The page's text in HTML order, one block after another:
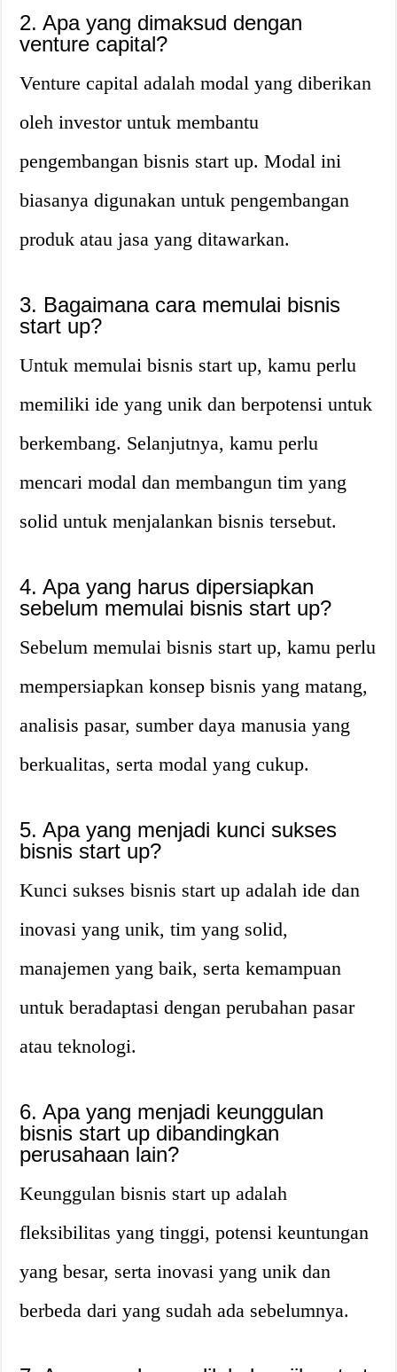
2. Apa yang dimaksud dengan
venture capital?
Venture capital adalah modal yang diberikan
oleh investor untuk membantu
pengembangan bisnis start up. Modal ini
biasanya digunakan untuk pengembangan
produk atau jasa yang ditawarkan.
3. Bagaimana cara memulai bisnis
start up?
Untuk memulai bisnis start up, kamu perlu
memiliki ide yang unik dan berpotensi untuk
berkembang. Selanjutnya, kamu perlu
mencari modal dan membangun tim yang
solid untuk menjalankan bisnis tersebut.
4. Apa yang harus dipersiapkan
sebelum memulai bisnis start up?
Sebelum memulai bisnis start up, kamu perlu
mempersiapkan konsep bisnis yang matang,
analisis pasar, sumber daya manusia yang
berkualitas, serta modal yang cukup.
5. Apa yang menjadi kunci sukses
bisnis start up?
Kunci sukses bisnis start up adalah ide dan
inovasi yang unik, tim yang solid,
manajemen yang baik, serta kemampuan
untuk beradaptasi dengan perubahan pasar
atau teknologi.
6. Apa yang menjadi keunggulan
bisnis start up dibandingkan
perusahaan lain?
Keunggulan bisnis start up adalah
fleksibilitas yang tinggi, potensi keuntungan
yang besar, serta inovasi yang unik dan
berbeda dari yang sudah ada sebelumnya.